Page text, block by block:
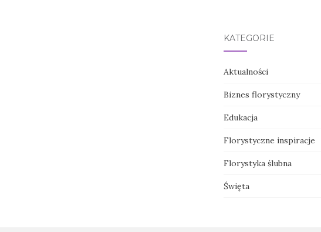
KATEGORIE
Aktualności
Biznes florystyczny
Edukacja
Florystyczne inspiracje
Florystyka ślubna
Święta